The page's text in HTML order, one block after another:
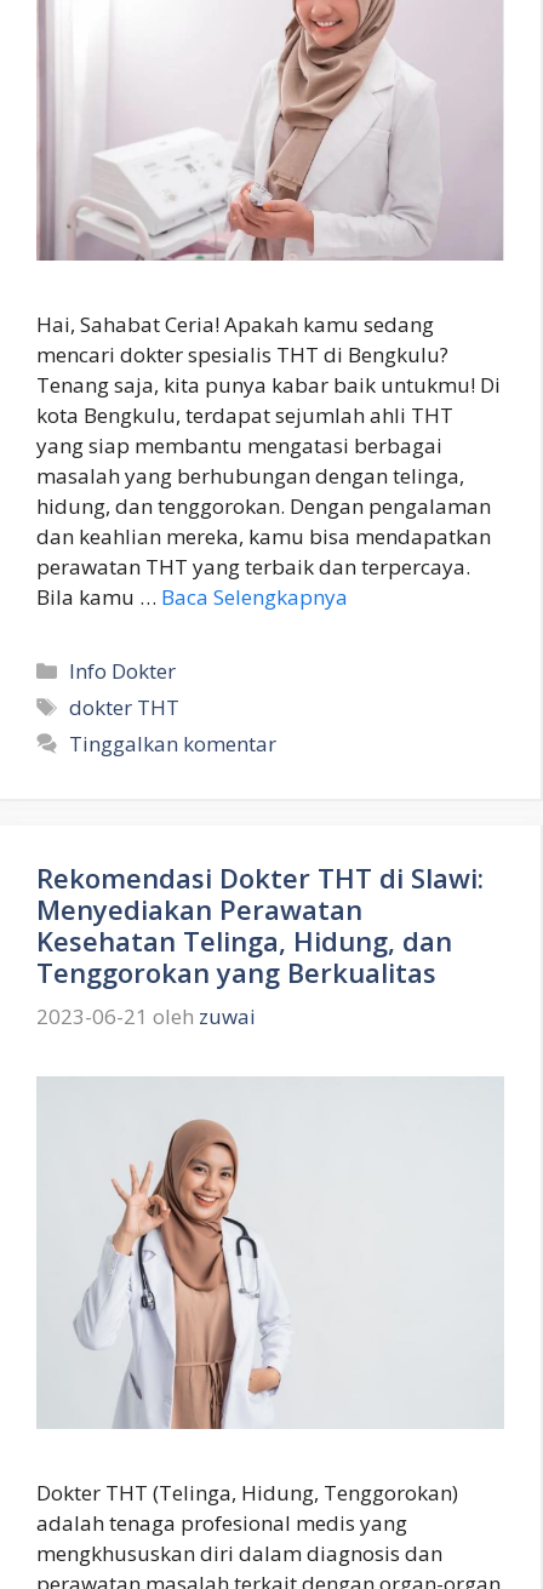
Hai, Sahabat Ceria! Apakah kamu sedang
mencari dokter spesialis THT di Bengkulu?
Tenang saja, kita punya kabar baik untukmu! Di
kota Bengkulu, terdapat sejumlah ahli THT
yang siap membantu mengatasi berbagai
masalah yang berhubungan dengan telinga,
hidung, dan tenggorokan. Dengan pengalaman
dan keahlian mereka, kamu bisa mendapatkan
perawatan THT yang terbaik dan terpercaya.
Bila kamu … Baca Selengkapnya
Kategori
Info Dokter
Tag
dokter THT
Tinggalkan komentar
Rekomendasi Dokter THT di Slawi:
Menyediakan Perawatan
Kesehatan Telinga, Hidung, dan
Tenggorokan yang Berkualitas
2023-06-21 oleh zuwai
Dokter THT (Telinga, Hidung, Tenggorokan)
adalah tenaga profesional medis yang
mengkhususkan diri dalam diagnosis dan